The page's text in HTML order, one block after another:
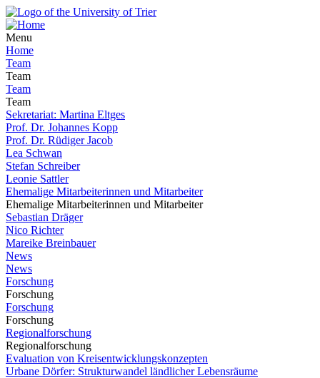
Menu
Home
Team
Team
Team
Team
Sekretariat: Martina Eltges
Prof. Dr. Johannes Kopp
Prof. Dr. Rüdiger Jacob
Lea Schwan
Stefan Schreiber
Leonie Sattler
Ehemalige Mitarbeiterinnen und Mitarbeiter
Ehemalige Mitarbeiterinnen und Mitarbeiter
Sebastian Dräger
Nico Richter
Mareike Breinbauer
News
News
Forschung
Forschung
Forschung
Forschung
Regionalforschung
Regionalforschung
Evaluation von Kreisentwicklungskonzepten
Urbane Dörfer: Strukturwandel ländlicher Lebensräume